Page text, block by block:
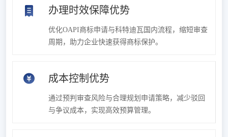
办理时效保障优势
优化OAPI商标申请与科特迪瓦国内流程，缩短审查
周期，助力企业快速获得商标保护。
成本控制优势
通过预判审查风险与合理规划申请策略，减少驳回
与争议成本，实现高效预算管理。